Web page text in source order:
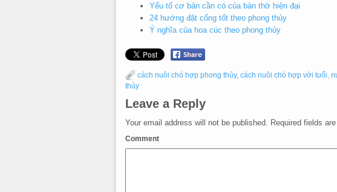
Yếu tố cơ bản cần có của bàn thờ hiện đại
24 hướng đặt cổng tốt theo phong thủy
Ý nghĩa của hoa cúc theo phong thủy
cách nuôi chó hợp phong thủy, cách nuôi chó hợp với tuổi,
thủy
Leave a Reply
Your email address will not be published. Required fields
Comment